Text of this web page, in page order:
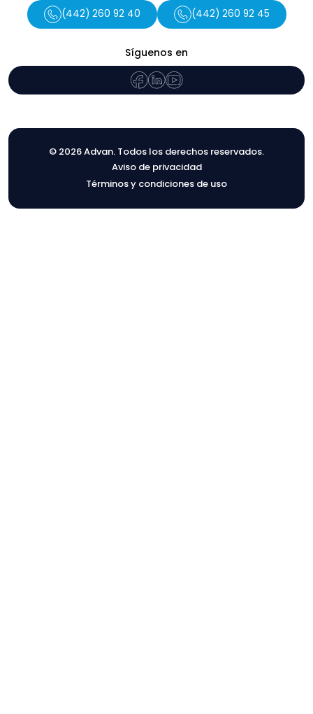
(442) 260 92 40 (442) 260 92 45
Síguenos en
© 2026 Advan. Todos los derechos reservados.
Aviso de privacidad
Términos y condiciones de uso